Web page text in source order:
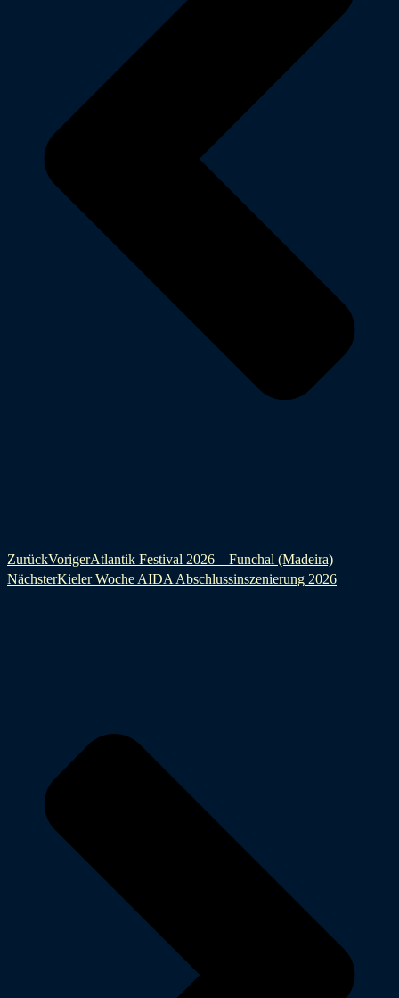
ZurückVorigerAtlantik Festival 2026 – Funchal (Madeira)
NächsterKieler Woche AIDA Abschlussinszenierung 2026